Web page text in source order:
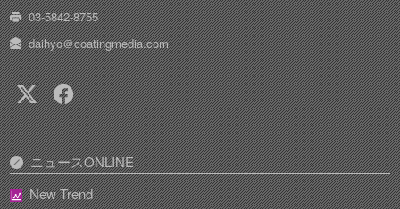
03-5842-8755
daihyo＠coatingmedia.com
ニュースONLINE
New Trend